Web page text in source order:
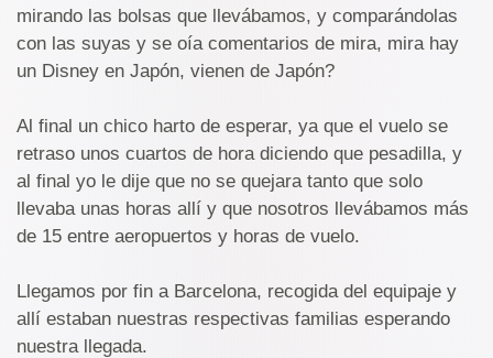
mirando las bolsas que llevábamos, y comparándolas
con las suyas y se oía comentarios de mira, mira hay
un Disney en Japón, vienen de Japón?
Al final un chico harto de esperar, ya que el vuelo se
retraso unos cuartos de hora diciendo que pesadilla, y
al final yo le dije que no se quejara tanto que solo
llevaba unas horas allí y que nosotros llevábamos más
de 15 entre aeropuertos y horas de vuelo.
Llegamos por fin a Barcelona, recogida del equipaje y
allí estaban nuestras respectivas familias esperando
nuestra llegada.